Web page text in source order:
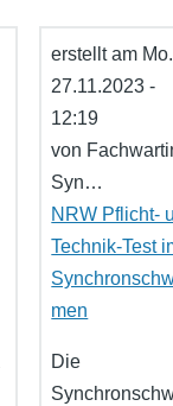
erstellt am
27.11.2023 -
12:19
von
Syn…
NRW Pflicht-
Technik-Test
men
Die